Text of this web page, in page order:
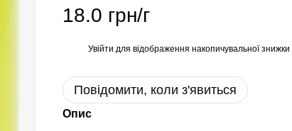
18.0 грн/г
Увійти для відображення накопичувальної знижки
Повідомити, коли з'явиться
Опис